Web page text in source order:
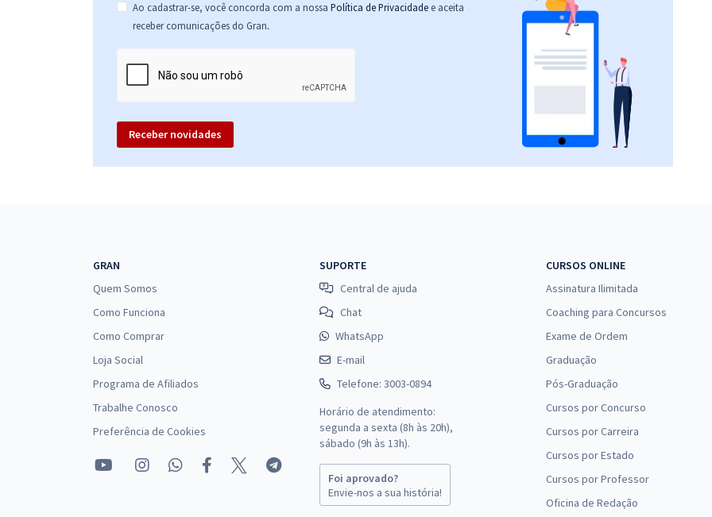
Ao cadastrar-se, você concorda com a nossa Política de Privacidade e aceita
receber comunicações do Gran.
Receber novidades
GRAN
Quem Somos
Como Funciona
Como Comprar
Loja Social
Programa de Afiliados
Trabalhe Conosco
Preferência de Cookies
SUPORTE
Central de ajuda
Chat
WhatsApp
E-mail
Telefone: 3003-0894
Horário de atendimento:
segunda a sexta (8h às 20h),
sábado (9h às 13h).
Foi aprovado?
Envie-nos a sua história!
CURSOS ONLINE
Assinatura Ilimitada
Coaching para Concursos
Exame de Ordem
Graduação
Pós-Graduação
Cursos por Concurso
Cursos por Carreira
Cursos por Estado
Cursos por Professor
Oficina de Redação